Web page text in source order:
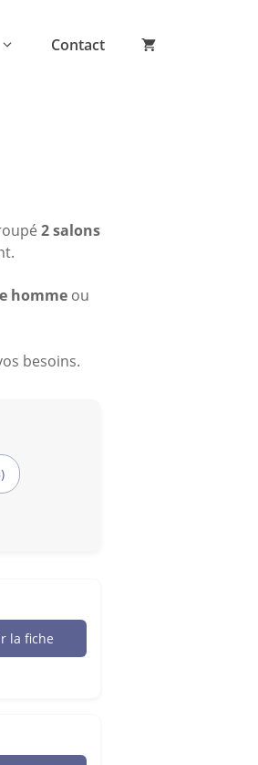
Contact
2 salons
homme ou
besoins.
la fiche